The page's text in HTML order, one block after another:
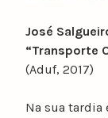
José
“Transporte
(Aduf, 2017)
Na sua tardia